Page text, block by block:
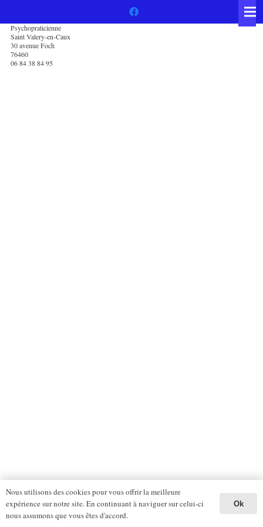
Psychopraticienne
Saint Valery-en-Caux
30 avenue Foch
76460
06 84 38 84 95
Nous utilisons des cookies pour vous offrir la meilleure
expérience sur notre site. En continuant à naviguer sur celui-ci
nous assumons que vous êtes d'accord.
Ok